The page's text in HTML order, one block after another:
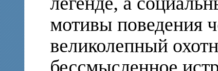
мотивы поведения
великолепный